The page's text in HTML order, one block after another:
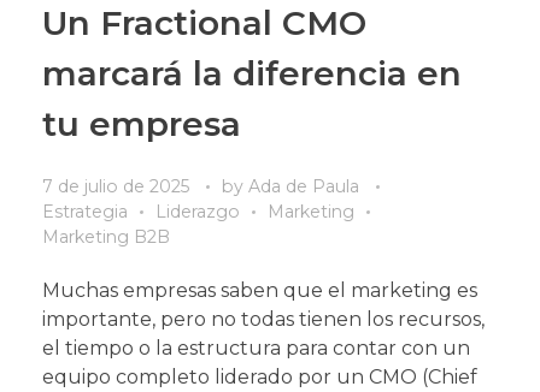
Un Fractional CMO
marcará la diferencia en
tu empresa
7 de julio de 2025 by Ada de Paula
Estrategia
Liderazgo
Marketing
Marketing B2B
Muchas empresas saben que el marketing es
importante, pero no todas tienen los recursos,
el tiempo o la estructura para contar con un
equipo completo liderado por un CMO (Chief